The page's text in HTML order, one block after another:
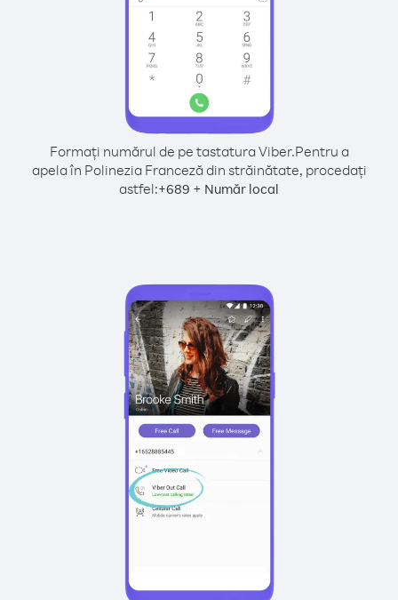
Formați numărul de pe tastatura Viber.Pentru a
apela în Polinezia Franceză din străinătate, procedați
astfel:+689 + Număr local